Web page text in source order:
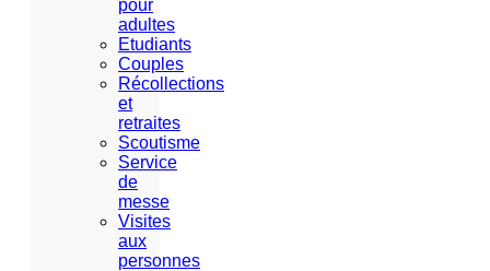
pour
adultes
Etudiants
Couples
Récollections
et
retraites
Scoutisme
Service
de
messe
Visites
aux
personnes